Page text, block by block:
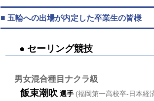
■ 五輪への出場が内定した卒業生の皆様
● セーリング競技
男女混合種目ナクラ級
飯束潮吹 選手 (福岡第一高校卒-日本経